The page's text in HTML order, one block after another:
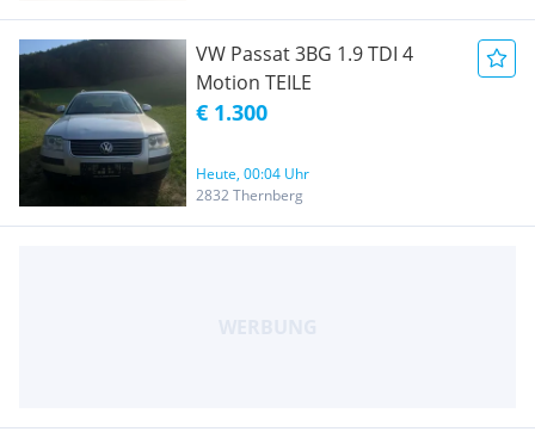
VW Passat 3BG 1.9 TDI 4
Motion TEILE
€ 1.300
Heute, 00:04 Uhr
2832 Thernberg